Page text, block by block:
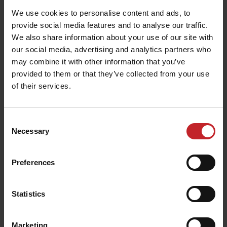
We use cookies to personalise content and ads, to
provide social media features and to analyse our traffic.
We also share information about your use of our site with
our social media, advertising and analytics partners who
may combine it with other information that you’ve
provided to them or that they’ve collected from your use
of their services.
Selection
Necessary
Preferences
Statistics
Marketing
Unternehmen in Bodenbearbeitung und Sätechnik,
erweitert das Werk von Väderstad Components in
Överum, Schweden. Aufgrund der weiterhin
steigenden Nachfrage nach Originalteilen wird
eine dritte Produktionslinie für Scheiben gebaut.
Neue Elektronik optimiert die
Tempo-Präzision noch weiter
System WSX für die Väderstad Tempo F, Tempo V
und Tempo L eingeführt. Durch die Aufrüstung
der Elektronik der Einzelkornsämaschine werden
neue Funktionen zur Steigerung der Präzision auf
dem Feld ermöglicht. Zu den neuen Funktionen